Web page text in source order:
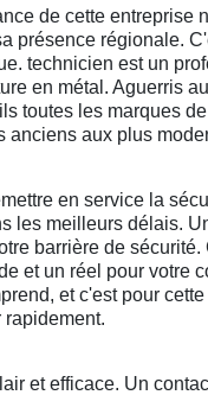
de cette entreprise
présence régionale.
technicien est un
en métal. Aguerris
toutes les marques
anciens aux plus
en service la
les meilleurs délais.
barrière de sécurité.
et un réel pour votre
et c'est pour
et efficace. Un